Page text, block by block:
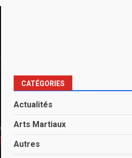
CATÉGORIES
Actualités
Arts Martiaux
Autres